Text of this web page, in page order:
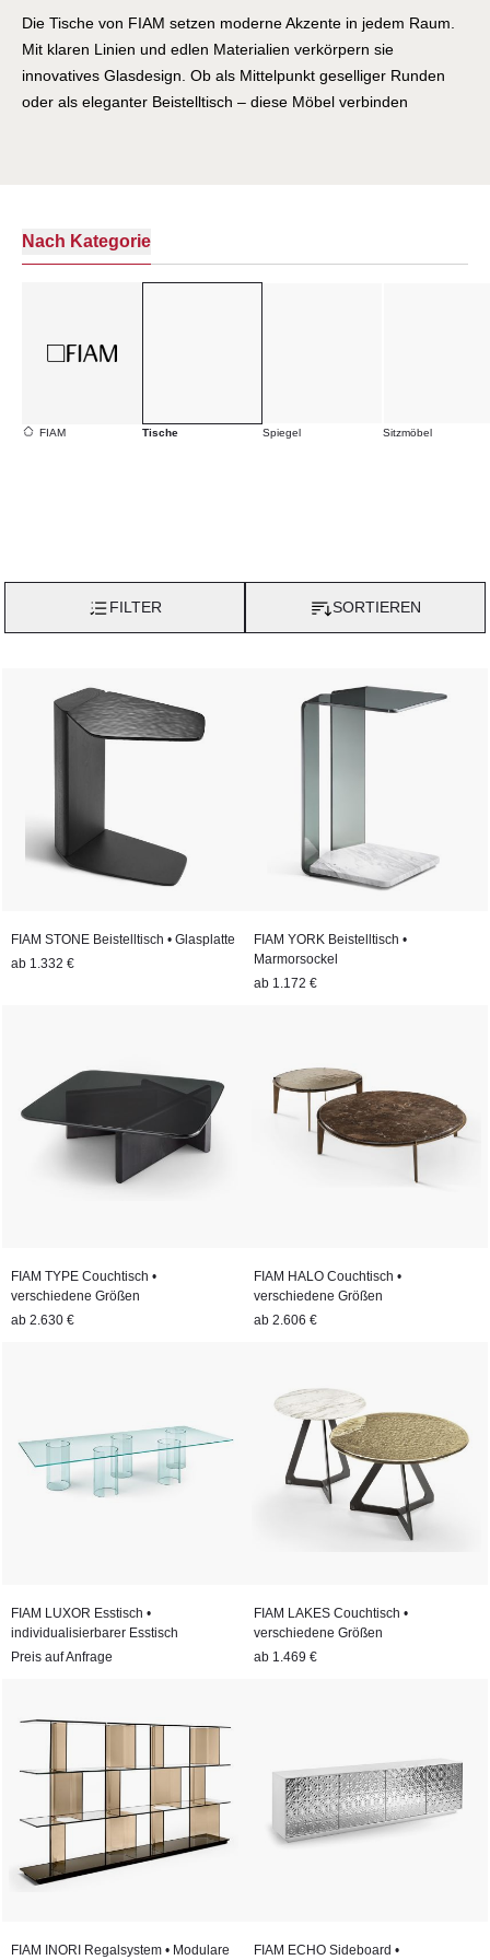
Die Tische von FIAM setzen moderne Akzente in jedem Raum.
Mit klaren Linien und edlen Materialien verkörpern sie
innovatives Glasdesign. Ob als Mittelpunkt geselliger Runden
oder als eleganter Beistelltisch – diese Möbel verbinden
Nach Kategorie
FIAM Tische Spiegel Sitzmöbel
FILTER SORTIEREN
FIAM STONE Beistelltisch • Glasplatte
ab 1.332 €
FIAM YORK Beistelltisch •
Marmorsockel
ab 1.172 €
FIAM TYPE Couchtisch •
verschiedene Größen
ab 2.630 €
FIAM HALO Couchtisch •
verschiedene Größen
ab 2.606 €
FIAM LUXOR Esstisch •
individualisierbarer Esstisch
Preis auf Anfrage
FIAM LAKES Couchtisch •
verschiedene Größen
ab 1.469 €
FIAM INORI Regalsystem • Modulare FIAM ECHO Sideboard •